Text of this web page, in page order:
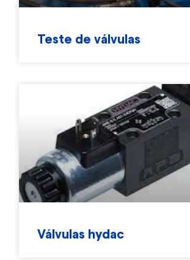
Teste de válvulas
Válvulas hydac